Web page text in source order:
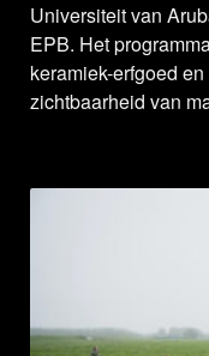
Universiteit van
EPB. Het
keramiek-erfgoed
zichtbaarheid van